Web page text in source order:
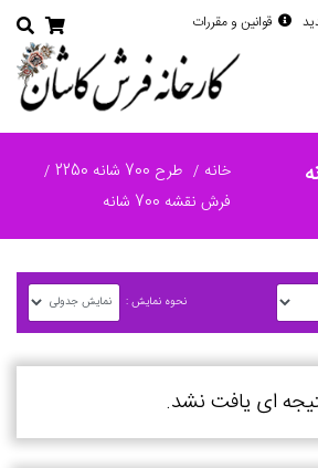
قوانین و مقررات
خانه
طرح 700 شانه 2250
فرش نقشه 700 شانه
نحوه نمایش :
ای یافت نشد.